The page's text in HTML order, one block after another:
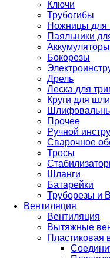
Ключи
Трубогибы
Ножницы для
Паяльники
Аккумуляторы
Бокорезы
Дрель
Леска для
Круги для
Прочее
Ручной
Сварочное
Тросы
Шланги
Батарейки
Труборезы и
Вентиляция
Вентиляция
Вытяжные
Пластиковая